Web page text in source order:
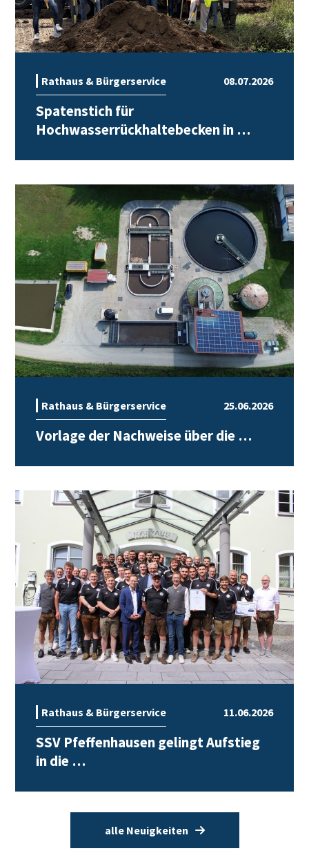
08.07.2026
Rathaus & Bürgerservice
Spatenstich für
Hochwasserrückhaltebecken in …
25.06.2026
Rathaus & Bürgerservice
Vorlage der Nachweise über die …
11.06.2026
Rathaus & Bürgerservice
SSV Pfeffenhausen gelingt Aufstieg
in die …
alle Neuigkeiten